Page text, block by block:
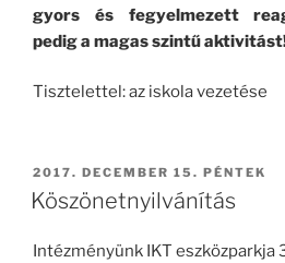
gyors és fegyelmezett
pedig a magas szintű
Tisztelettel: az iskola vezetése
BEKÜLDVE:
2017. DECEMBER 15. PÉNTEK
Köszönetnyilvánítás
Intézményünk IKT eszközparkja